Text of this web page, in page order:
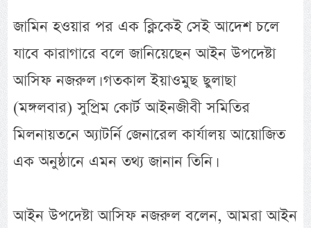
জামিন হওয়ার পর এক ক্লিকেই সেই আদেশ চলে
যাবে কারাগারে বলে জানিয়েছেন আইন উপদেষ্টা
আসিফ নজরুল। গতকাল ইয়াওমুছ ছুলাছা
(মঙ্গলবার) সুপ্রিম কোর্ট আইনজীবী সমিতির
মিলনায়তনে অ্যাটর্নি জেনারেল কার্যালয় আয়োজিত
এক অনুষ্ঠানে এমন তথ্য জানান তিনি।
আইন উপদেষ্টা আসিফ নজরুল বলেন, আমরা আইন